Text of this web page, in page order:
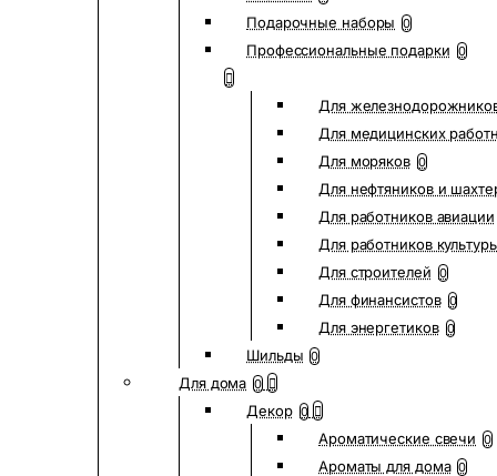
Подарочные наборы 0
Профессиональные подарки 0
Для
Для медицинских
Для моряков 0
Для нефтяников и
Для работников авиации
Для работников
Для строителей 0
Для финансистов 0
Для энергетиков 0
Шильды 0
Для дома 0
Декор 0
Ароматические свечи 0
Ароматы для дома 0